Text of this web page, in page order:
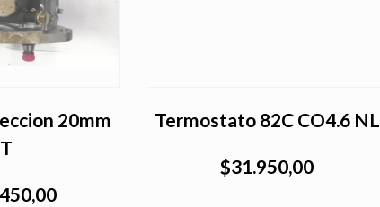
20mm
Termostato 82C CO4.6 NL
$31.950,00